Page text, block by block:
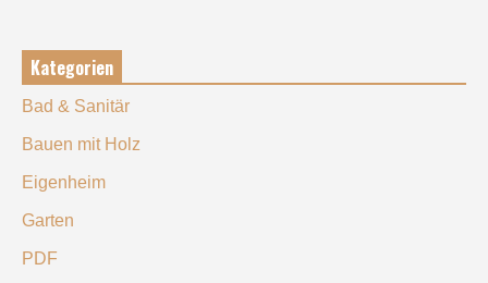
Kategorien
Bad & Sanitär
Bauen mit Holz
Eigenheim
Garten
PDF